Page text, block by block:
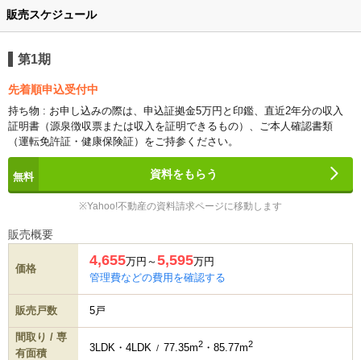
販売スケジュール
第1期
先着順申込受付中
持ち物 : お申し込みの際は、申込証拠金5万円と印鑑、直近2年分の収入
証明書（源泉徴収票または収入を証明できるもの）、ご本人確認書類
（運転免許証・健康保険証）をご持参ください。
資料をもらう
※Yahoo!不動産の資料請求ページに移動します
販売概要
価格
4,655万円～5,595万円
管理費などの費用を確認する
販売戸数 5戸
間取り / 専
有面積
3LDK・4LDK / 77.35m2 ・85.77m2